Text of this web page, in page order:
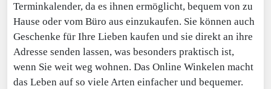
Terminkalender, da es ihnen ermöglicht, bequem von zu
Hause oder vom Büro aus einzukaufen. Sie können auch
Geschenke für Ihre Lieben kaufen und sie direkt an ihre
Adresse senden lassen, was besonders praktisch ist,
wenn Sie weit weg wohnen. Das Online Winkelen macht
das Leben auf so viele Arten einfacher und bequemer.